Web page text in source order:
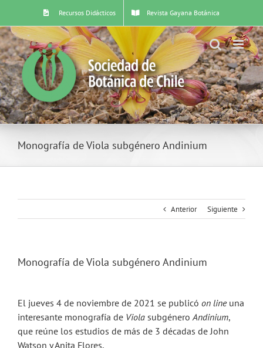
content
Recursos Didácticos Revista Gayana Botánica
Monografía de Viola subgénero Andinium
Anterior Siguiente
Monografía de Viola subgénero Andinium
El jueves 4 de noviembre de 2021 se publicó on lineuna
interesante monografía de Viola subgéneroAndinium,
que reúne los estudios de más de 3 décadas de John
Watson y Anita Flores.